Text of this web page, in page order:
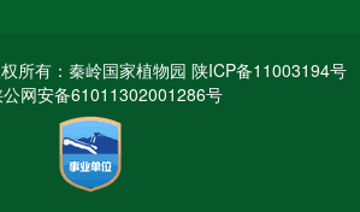
所有：秦岭国家植物园 陕ICP备11003194号
网安备61011302001286号